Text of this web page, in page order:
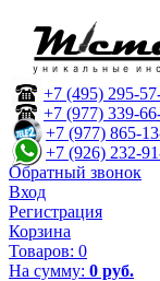
+7 (495) 295-
+7 (977) 339-
+7 (977) 865-
+7 (926) 232-
Обратный звонок
Вход
Регистрация
Корзина
Товаров: 0
На сумму: 0 руб.